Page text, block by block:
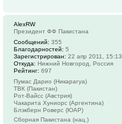
AlexRW
Президент ФФ Пакистана
Сообщений: 355
Благодарностей: 5
Зарегистрирован: 22 апр 2011, 15:13
Откуда: Нижний Новгород, Россия
Рейтинг: 697
Пумас Дарио (Никарагуа)
ТВК (Пакистан)
Рот-Вайсс (Австрия)
Чакарита Хуниорс (Аргентина)
Блэкберн Роверс (ЮАР)
Сборная Пакистана (нац.)